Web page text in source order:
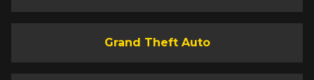
Grand Theft Auto